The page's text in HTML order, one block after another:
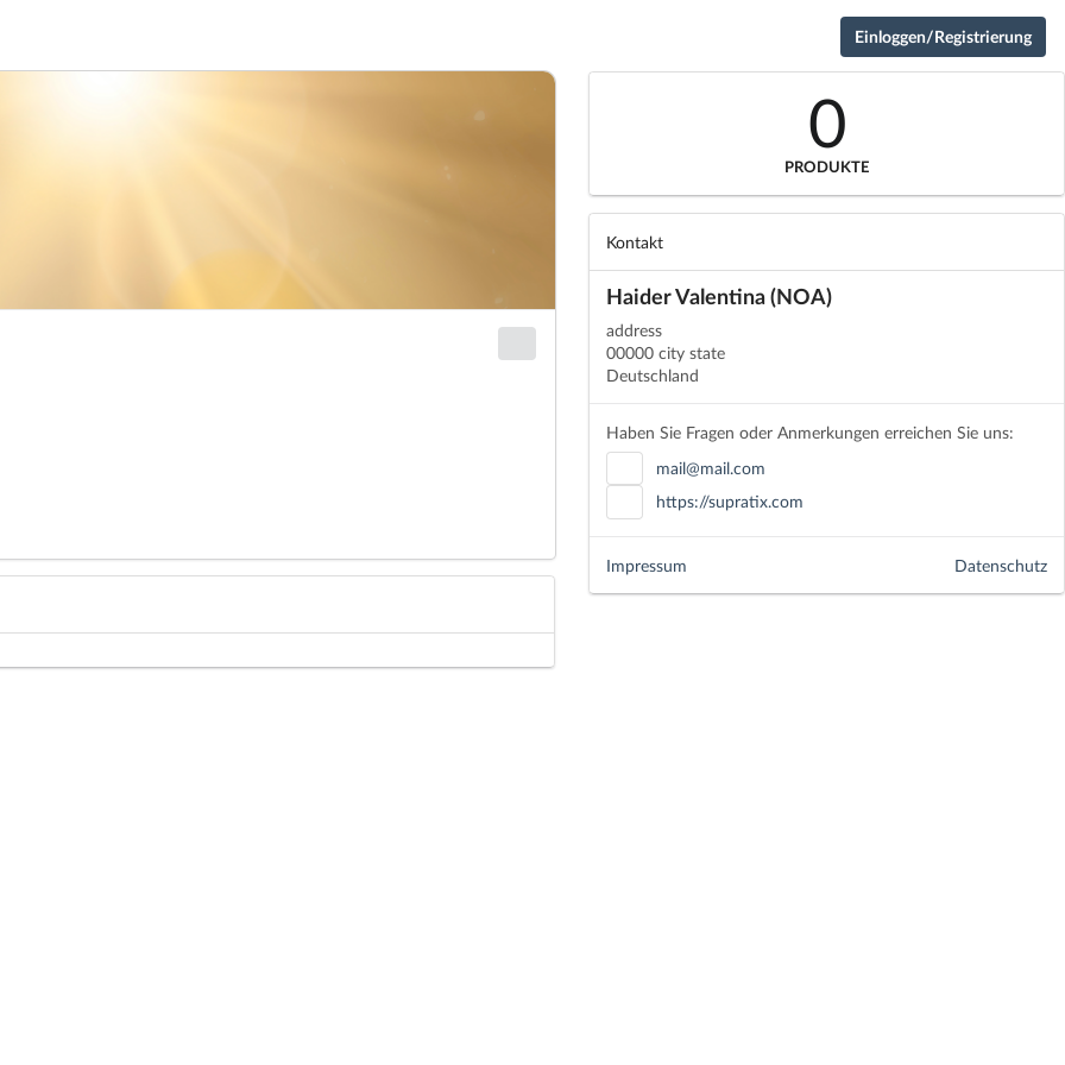
Einloggen/Registrierung
0
PRODUKTE
Kontakt
Haider Valentina (NOA)
address
00000 city state
Deutschland
Haben Sie Fragen oder Anmerkungen erreichen Sie uns:
mail@mail.com
https://supratix.com
Datenschutz
Impressum